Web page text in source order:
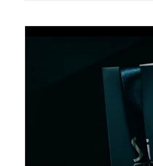
Pırlanta ve Oval Safir
04E0050